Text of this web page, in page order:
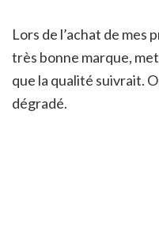
Lors de l’achat de mes
très bonne marque,
que la qualité suivrait.
dégradé.